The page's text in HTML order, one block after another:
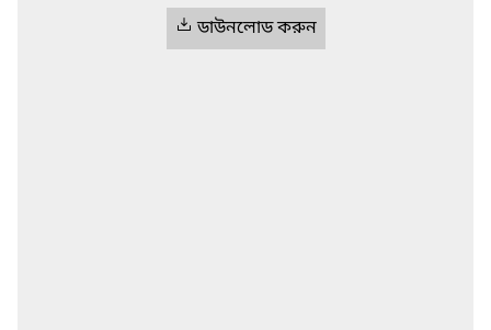
ডাউনলোড করুন